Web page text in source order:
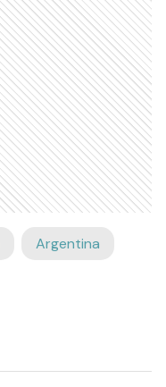
Argentina